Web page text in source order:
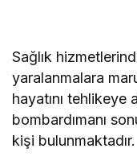
Sağlık
yaralanmalara
hayatını tehlikeye
bombardımanı
kişi bulunmaktadır.